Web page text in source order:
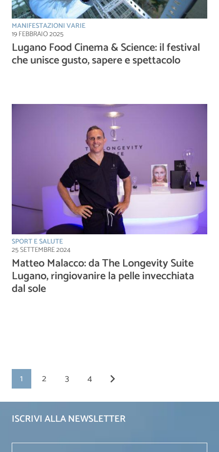
MANIFESTAZIONI VARIE
19 FEBBRAIO 2025
Lugano Food Cinema & Science: il festival
che unisce gusto, sapere e spettacolo
SPORT E SALUTE
25 SETTEMBRE 2024
Matteo Malacco: da The Longevity Suite
Lugano, ringiovanire la pelle invecchiata
dal sole
1 2 3 4
ISCRIVI ALLA NEWSLETTER